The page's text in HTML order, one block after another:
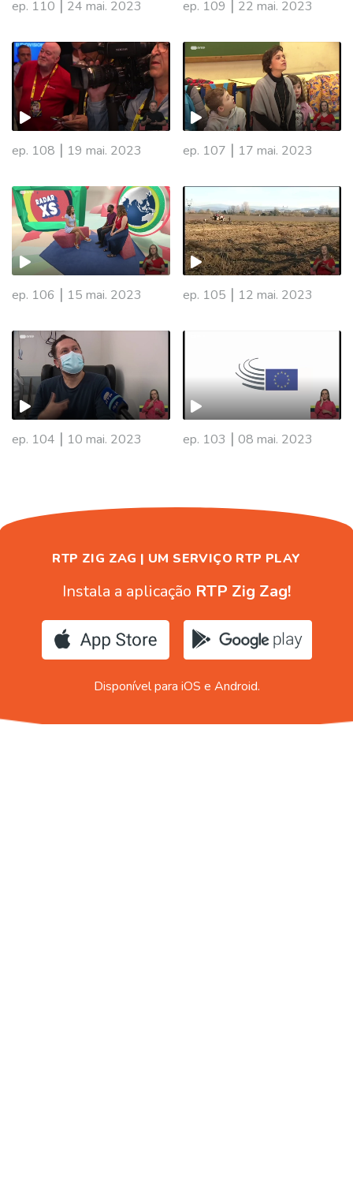
ep. 110 | 24 mai. 2023 ep. 109 | 22 mai. 2023
ep. 108 | 19 mai. 2023 ep. 107 | 17 mai. 2023
ep. 106 | 15 mai. 2023 ep. 105 | 12 mai. 2023
ep. 104 | 10 mai. 2023 ep. 103 | 08 mai. 2023
690123
RTP ZIG ZAG | UM SERVIÇO RTP PLAY
Instala a aplicação RTP Zig Zag!
Disponível para iOS e Android.